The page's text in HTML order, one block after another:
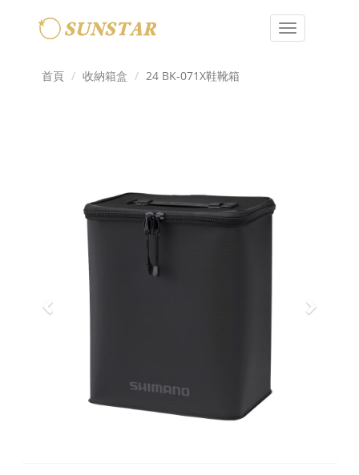
Toggle
首頁
收納箱盒 24 BK-071X鞋靴箱